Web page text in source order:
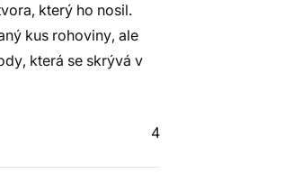
který ho nosil.
kus rohoviny, ale
která se skrývá v
4